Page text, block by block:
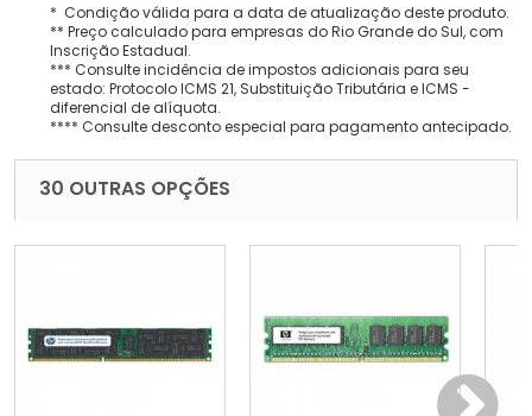
* Condição válida para a data de atualização deste produto.
** Preço calculado para empresas do Rio Grande do Sul, com
Inscrição Estadual.
*** Consulte incidência de impostos adicionais para seu
estado: Protocolo ICMS 21, Substituição Tributária e ICMS -
diferencial de alíquota.
**** Consulte desconto especial para pagamento antecipado.
30 OUTRAS OPÇÕES